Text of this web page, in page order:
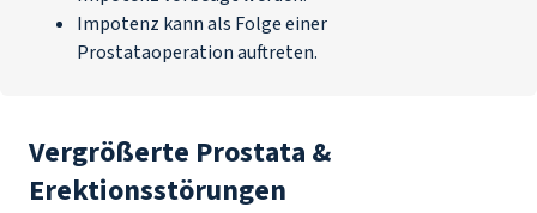
Impotenz kann als Folge einer
Prostataoperation auftreten.
Vergrößerte Prostata &
Erektionsstörungen